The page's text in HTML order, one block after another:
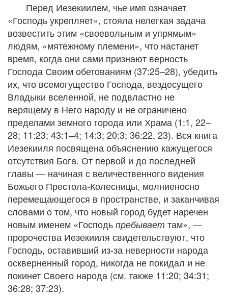
Перед Иезекиилем, чье имя означает
«Господь укрепляет», стояла нелегкая задача
возвестить этим «своевольным и упрямым»
людям, «мятежному племени», что настанет
время, когда они сами признают верность
Господа Своим обетованиям (37:25–28), убедить
их, что всемогущество Господа, вездесущего
Владыки вселенной, не подвластно не
верящему в Него народу и не ограничено
пределами земного города или Храма (1:1, 22–
28; 11:23; 43:1–4; 14:3; 20:3; 36:22, 23). Вся книга
Иезекииля посвящена объяснению кажущегося
отсутствия Бога. От первой и до последней
главы — начиная с величественного видения
Божьего Престола-Колесницы, молниеносно
перемещающегося в пространстве, и заканчивая
словами о том, что новый город будет наречен
новым именем «Господь пребывает там», —
пророчества Иезекииля свидетельствуют, что
Господь, оставивший из-за неверности народа
оскверненный город, никогда не покидал и не
покинет Своего народа (см. также 11:20; 34:31;
36:28; 37:23).